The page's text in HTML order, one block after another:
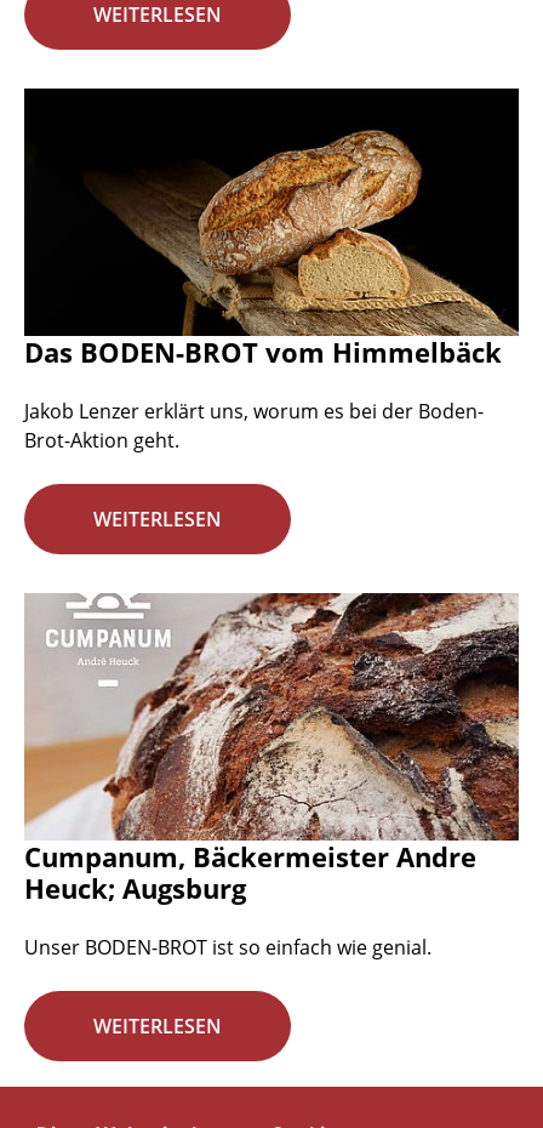
WEITERLESEN
Das BODEN-BROT vom Himmelbäck
Jakob Lenzer erklärt uns, worum es bei der Boden-
Brot-Aktion geht.
WEITERLESEN
Cumpanum, Bäckermeister Andre
Heuck; Augsburg
Unser BODEN-BROT ist so einfach wie genial.
WEITERLESEN